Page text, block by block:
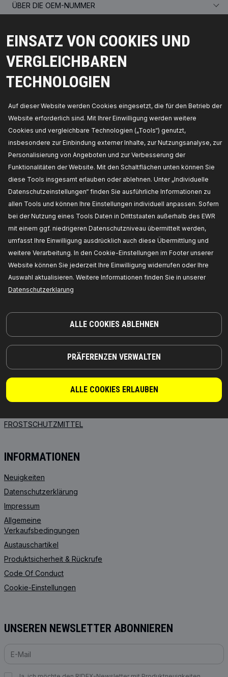
EINSATZ VON COOKIES UND
VERGLEICHBAREN
TECHNOLOGIEN
Auf dieser Website werden Cookies eingesetzt, die für den Betrieb der
Website erforderlich sind. Mit Ihrer Einwilligung werden weitere
Cookies und vergleichbare Technologien („Tools“) genutzt,
insbesondere zur Einbindung externer Inhalte, zur Nutzungsanalyse, zur
Personalisierung von Angeboten und zur Verbesserung der
Funktionalitäten der Website. Mit den Schaltflächen unten können Sie
diese Tools insgesamt erlauben oder ablehnen. Unter „Individuelle
Datenschutzeinstellungen“ finden Sie ausführliche Informationen zu
allen Tools und können Ihre Einstellungen individuell anpassen. Sofern
bei der Nutzung eines Tools Daten in Drittstaaten außerhalb des EWR
mit einem ggf. niedrigeren Datenschutzniveau übermittelt werden,
umfasst Ihre Einwilligung ausdrücklich auch diese Übermittlung und
weitere Verarbeitung. In den Cookie-Einstellungen im Footer unserer
Website können Sie jederzeit Ihre Einwilligung widerrufen oder Ihre
Auswahl aktualisieren. Weitere Informationen finden Sie in unserer
Datenschutzerklarung
ALLE COOKIES ABLEHNEN
PRÄFERENZEN VERWALTEN
ALLE COOKIES ERLAUBEN
ÜBER DIE OEM-NUMMER
KOMPATIBLE TEILE
TEILE, AUF DIE SIE SICH VERLASSEN KÖNNEN
© 2026 | RIDEX GMBH
10365 BERLIN
RIDEX
RIDEX PLUS
RIDEX REMAN
Motoröl
Getriebeöle
FROSTSCHUTZMITTEL
Händler
Für Anbieter
Wo Sie kaufen können
FAQ
INFORMATIONEN
Neuigkeiten
Datenschutzerklärung
Impressum
Allgemeine
Verkaufsbedingungen
Austauschartikel
Produktsicherheit & Rückrufe
Code Of Conduct
Cookie-Einstellungen
UNSEREN NEWSLETTER ABONNIEREN